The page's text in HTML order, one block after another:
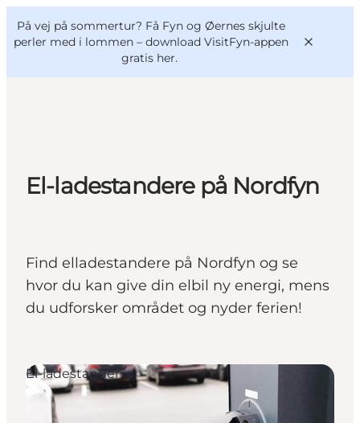
På vej på sommertur? Få Fyn og Øernes skjulte
perler med i lommen – download VisitFyn-appen
gratis her.
Oplevelser
Outdoor
Book lokale oplevelser
VisitFyn
Deutsch
El-ladestandere på Nordfyn
Find elladestandere på Nordfyn og se
hvor du kan give din elbil ny energi, mens
du udforsker området og nyder ferien!
El-ladestander